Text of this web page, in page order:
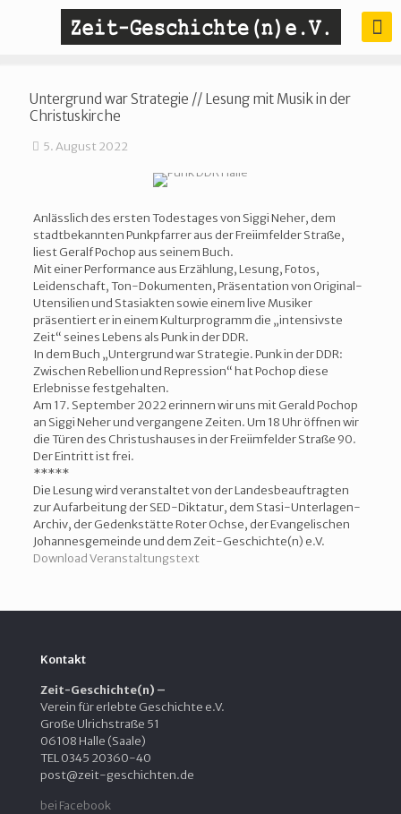
Untergrund war Strategie // Lesung mit Musik in der
Christuskirche
5. August 2022
Anlässlich des ersten Todestages von Siggi Neher, dem
stadtbekannten Punkpfarrer aus der Freiimfelder Straße,
liest Geralf Pochop aus seinem Buch.
Mit einer Performance aus Erzählung, Lesung, Fotos,
Leidenschaft, Ton-Dokumenten, Präsentation von Original-
Utensilien und Stasiakten sowie einem live Musiker
präsentiert er in einem Kulturprogramm die „intensivste
Zeit“ seines Lebens als Punk in der DDR.
In dem Buch „Untergrund war Strategie. Punk in der DDR:
Zwischen Rebellion und Repression“ hat Pochop diese
Erlebnisse festgehalten.
Am 17. September 2022 erinnern wir uns mit Gerald Pochop
an Siggi Neher und vergangene Zeiten. Um 18 Uhr öffnen wir
die Türen des Christushauses in der Freiimfelder Straße 90.
Der Eintritt ist frei.
*****
Die Lesung wird veranstaltet von derLandesbeauftragten
zur Aufarbeitung der SED-Diktatur, dem Stasi-Unterlagen-
Archiv, der Gedenkstätte Roter Ochse, der Evangelischen
Johannesgemeinde und dem Zeit-Geschichte(n) e.V.
Download Veranstaltungstext
Kontakt
Zeit-Geschichte(n) –
Verein für erlebte Geschichte e.V.
Große Ulrichstraße 51
06108 Halle (Saale)
TEL 0345 20360-40
post@zeit-geschichten.de
bei Facebook